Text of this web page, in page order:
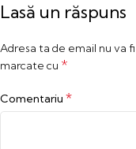
Lasă un răspuns
Adresa ta de email nu va
marcate cu *
Comentariu *